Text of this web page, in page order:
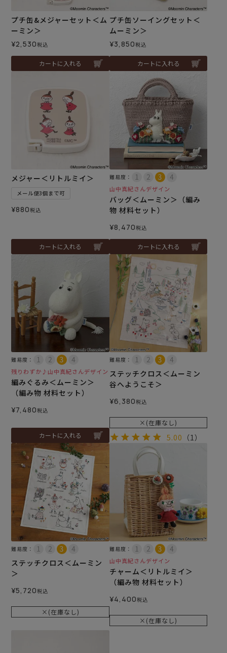
プチ缶&メジャーセット＜ム
ーミン＞
¥2,530税込
カートに入れる
プチ缶ソーイングセット＜
ムーミン＞
¥3,850税込
カートに入れる
メジャー＜リトルミイ＞
メール便3個まで可
¥880税込
カートに入れる
難易度：
山中真紀さんデザイン
バッグ＜ムーミン＞（編み
物 材料セット）
¥8,470税込
カートに入れる
難易度：
残りわずか♪山中真紀さんデザイン
編みぐるみ＜ムーミン＞
（編み物 材料セット）
¥7,480税込
カートに入れる
難易度：
ステッチクロス＜ムーミン
谷へようこそ＞
¥6,380税込
×(在庫なし)
5.00 （1）
難易度：
ステッチクロス＜ムーミン
＞
¥5,720税込
×(在庫なし)
難易度：
山中真紀さんデザイン
チャーム＜リトルミイ＞
（編み物 材料セット）
¥4,400税込
×(在庫なし)